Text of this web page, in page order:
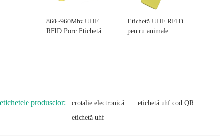
860~960Mhz UHF
RFID Porc Etichetă
Etichetă UHF RFID
pentru animale
etichetele produselor: crotalie electronică
etichetă uhf cod QR
etichetă uhf